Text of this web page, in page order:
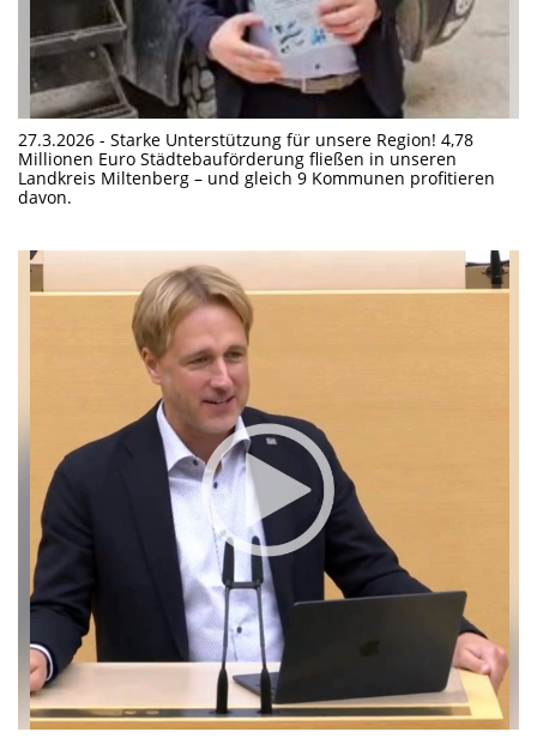
27.3.2026 - Starke Unterstützung für unsere Region! 4,78
Millionen Euro Städtebauförderung fließen in unseren
Landkreis Miltenberg – und gleich 9 Kommunen profitieren
davon.